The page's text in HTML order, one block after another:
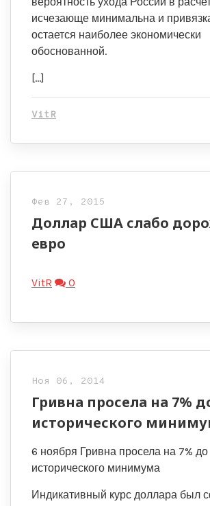
исчезающе минимальна и
остается наиболее экономически
обоснованной.
[…]
VitR
Фев 27, 2015
Доллар США слабо
евро
VitR 0
Ноя 06, 2014
Гривна просела на 7%
исторического
6 ноября Гривна просела на 7% до
исторического минимума
Индикативный курс доллара был